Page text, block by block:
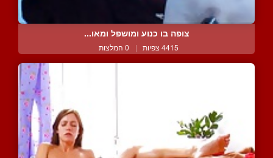
צופה בו כנוע ומושפל ומאו...
4415 צפיות | 0 המלצות